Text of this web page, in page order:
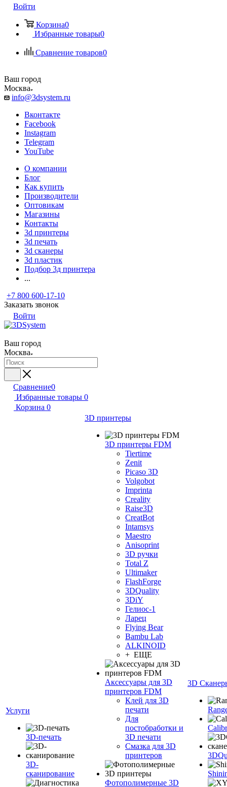
Войти
Корзина0
Избранные товары0
Сравнение товаров0
Ваш город
Москва
info@3dsystem.ru
Вконтакте
Facebook
Instagram
Telegram
YouTube
О компании
Блог
Как купить
Производители
Оптовикам
Магазины
Контакты
3d принтеры
3d печать
3d сканеры
3d пластик
Подбор 3д принтера
...
+7 800 600-17-10
Заказать звонок
Войти
Ваш город
Москва
Сравнение0
Избранные товары 0
Корзина 0
Услуги
3D-печать
3D-
сканирование
3D принтеры
3D принтеры FDM
Tiertime
Zenit
Picaso 3D
Volgobot
Imprinta
Creality
Raise3D
CreatBot
Intamsys
Maestro
Anisoprint
3D ручки
Total Z
Ultimaker
FlashForge
3DQuality
3DiY
Гелиос-1
Ларец
Flying Bear
Bambu Lab
ALKINOID
+ ЕЩЕ
Аксессуары для 3D
принтеров FDM
Клей для 3D
печати
Для
постобработки и
3D печати
Смазка для 3D
принтеров
Фотополимерные 3D
3D